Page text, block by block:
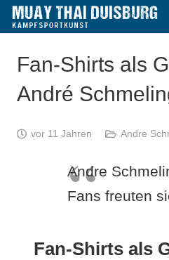
Fan-Shirts als
André
vor 11 Jahren Andre
Andre
Fans freuten
Fan-Shirts als